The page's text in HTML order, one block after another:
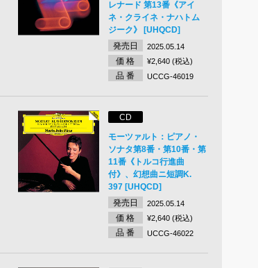
レナード 第13番《アイ
ネ・クライネ・ナハトム
ジーク》 [UHQCD]
発売日
2025.05.14
価 格 ¥2,640 (税込)
品 番 UCCG-46019
CD
モーツァルト：ピアノ・
ソナタ第8番・第10番・第
11番《トルコ行進曲
付》、幻想曲ニ短調K.
397 [UHQCD]
発売日
2025.05.14
価 格 ¥2,640 (税込)
品 番 UCCG-46022